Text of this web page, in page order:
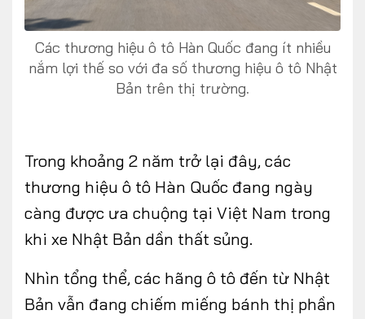
Facebook Youtube
CONTACT US
ngocvu.vneconomy@gmail.com
Các thương hiệu ô tô Hàn Quốc đang ít nhiều
nắm lợi thế so với đa số thương hiệu ô tô Nhật
Bản trên thị trường.
Trong khoảng 2 năm trở lại đây, các
thương hiệu ô tô Hàn Quốc đang ngày
càng được ưa chuộng tại Việt Nam trong
khi xe Nhật Bản dần thất sủng.
Nhìn tổng thể, các hãng ô tô đến từ Nhật
Bản vẫn đang chiếm miếng bánh thị phần